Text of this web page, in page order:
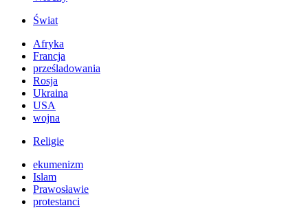
Świat
Afryka
Francja
prześladowania
Rosja
Ukraina
USA
wojna
Religie
ekumenizm
Islam
Prawosławie
protestanci